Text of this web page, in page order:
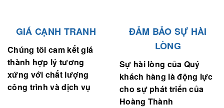
GIÁ CẠNH TRANH
Chúng tôi cam kết giá
thành hợp lý tương
xứng với chất lượng
công trình và dịch vụ
ĐẢM BẢO SỰ HÀI
LÒNG
Sự hài lòng của Quý
khách hàng là động lực
cho sự phát triển của
Hoàng Thành